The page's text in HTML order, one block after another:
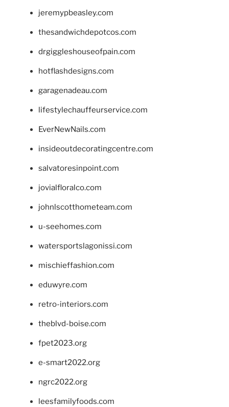
jeremypbeasley.com
thesandwichdepotcos.com
drgiggleshouseofpain.com
hotflashdesigns.com
garagenadeau.com
lifestylechauffeurservice.com
EverNewNails.com
insideoutdecoratingcentre.com
salvatoresinpoint.com
jovialfloralco.com
johnlscotthometeam.com
u-seehomes.com
watersportslagonissi.com
mischieffashion.com
eduwyre.com
retro-interiors.com
theblvd-boise.com
fpet2023.org
e-smart2022.org
ngrc2022.org
leesfamilyfoods.com